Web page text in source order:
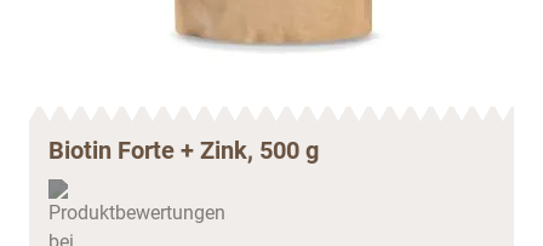
Biotin Forte + Zink, 500 g